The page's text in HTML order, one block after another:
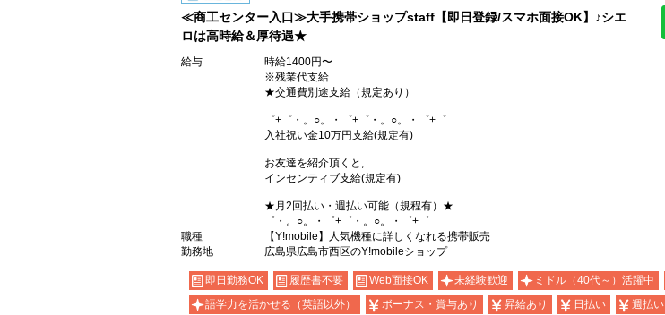
派遣社員
≪商工センター入口≫大手携帯ショップstaff【即日登録/スマホ面接OK】♪シエ
ロは高時給＆厚待遇★
給与
時給1400円〜
※残業代支給
★交通費別途支給（規定あり）
゜+゜・。○。・゜+゜・。○。・゜+゜
入社祝い金10万円支給(規定有)
お友達を紹介頂くと,
インセンティブ支給(規定有)
★月2回払い・週払い可能（規程有）★
゜・。○。・゜+゜・。○。・゜+゜
職種
【Y!mobile】人気機種に詳しくなれる携帯販売
勤務地
広島県広島市西区のY!mobileショップ
即日勤務OK 履歴書不要 Web面接OK 未経験歓迎 ミドル（40代～）活躍中
語学力を活かせる（英語以外）
ボーナス・賞与あり 昇給あり 日払い 週払い